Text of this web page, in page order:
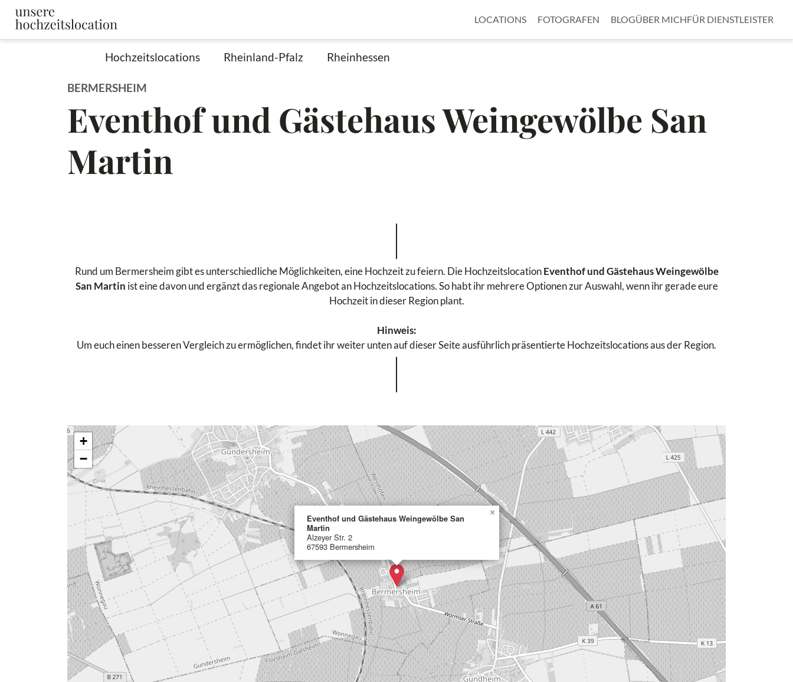
LOCATIONS FOTOGRAFEN BLOGÜBER MICHFÜR DIENSTLEISTER
Hochzeitslocations Rheinland-Pfalz Rheinhessen
BERMERSHEIM
Eventhof und Gästehaus Weingewölbe San
Martin
Rund um Bermersheim gibt es unterschiedliche Möglichkeiten, eine Hochzeit zu feiern. Die HochzeitslocationEventhof und Gästehaus Weingewölbe
San Martin ist eine davon und ergänzt das regionale Angebot an Hochzeitslocations. So habt ihr mehrere Optionen zur Auswahl, wenn ihr gerade eure
Hochzeit in dieser Region plant.
Hinweis:
Um euch einen besseren Vergleich zu ermöglichen, findet ihr weiter unten auf dieser Seite ausführlich präsentierte Hochzeitslocations aus der Region.
Eventhof und Gästehaus Weingewölbe San
Martin
Alzeyer Str. 2
67593 Bermersheim
×
+
−